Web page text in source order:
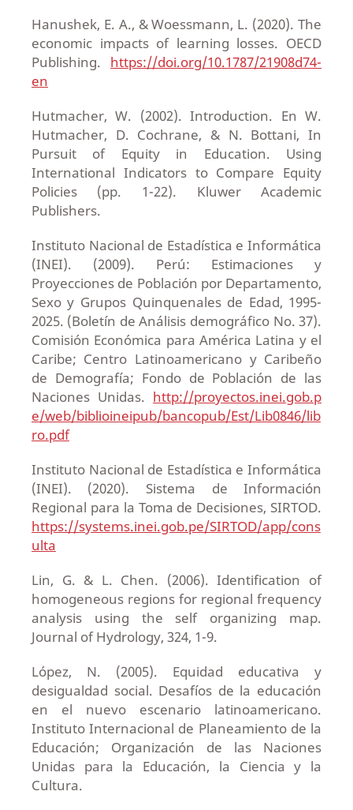
Hanushek, E. A., & Woessmann, L. (2020). The
economic impacts of learning losses. OECD
Publishing. https://doi.org/10.1787/21908d74-
en
Hutmacher, W. (2002). Introduction. En W.
Hutmacher, D. Cochrane, & N. Bottani, In
Pursuit of Equity in Education. Using
International Indicators to Compare Equity
Policies (pp. 1-22). Kluwer Academic
Publishers.
Instituto Nacional de Estadística e Informática
(INEI). (2009). Perú: Estimaciones y
Proyecciones de Población por Departamento,
Sexo y Grupos Quinquenales de Edad, 1995-
2025. (Boletín de Análisis demográfico No. 37).
Comisión Económica para América Latina y el
Caribe; Centro Latinoamericano y Caribeño
de Demografía; Fondo de Población de las
Naciones Unidas. http://proyectos.inei.gob.p
e/web/biblioineipub/bancopub/Est/Lib0846/lib
ro.pdf
Instituto Nacional de Estadística e Informática
(INEI). (2020). Sistema de Información
Regional para la Toma de Decisiones, SIRTOD.
https://systems.inei.gob.pe/SIRTOD/app/cons
ulta
Lin, G. & L. Chen. (2006). Identification of
homogeneous regions for regional frequency
analysis using the self organizing map.
Journal of Hydrology, 324, 1-9.
López, N. (2005). Equidad educativa y
desigualdad social. Desafíos de la educación
en el nuevo escenario latinoamericano.
Instituto Internacional de Planeamiento de la
Educación; Organización de las Naciones
Unidas para la Educación, la Ciencia y la
Cultura.